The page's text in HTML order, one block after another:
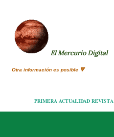
El Mercurio Digital
Otra información es posible 🔻
PRIMERA ACTUALIDAD REVISTA